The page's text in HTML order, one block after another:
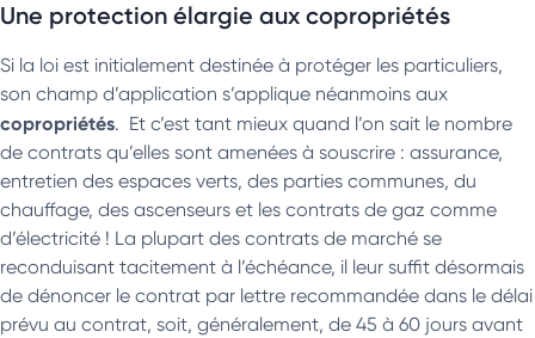
Une protection élargie aux copropriétés
Si la loi est initialement destinée à protéger les particuliers,
son champ d’application s’applique néanmoins aux
copropriétés. Et c’est tant mieux quand l’on sait le nombre
de contrats qu’elles sont amenées à souscrire : assurance,
entretien des espaces verts, des parties communes, du
chauffage, des ascenseurs et les contrats de gaz comme
d’électricité ! La plupart des contrats de marché se
reconduisant tacitement à l’échéance, il leur suffit désormais
de dénoncer le contrat par lettre recommandée dans le délai
prévu au contrat, soit, généralement, de 45 à 60 jours avant